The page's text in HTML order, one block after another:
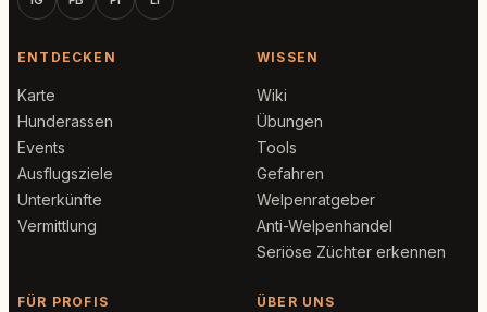
ENTDECKEN
Karte
Hunderassen
Events
Ausflugsziele
Unterkünfte
Vermittlung
WISSEN
Wiki
Übungen
Tools
Gefahren
Welpenratgeber
Anti-Welpenhandel
Seriöse Züchter erkennen
FÜR PROFIS ÜBER UNS